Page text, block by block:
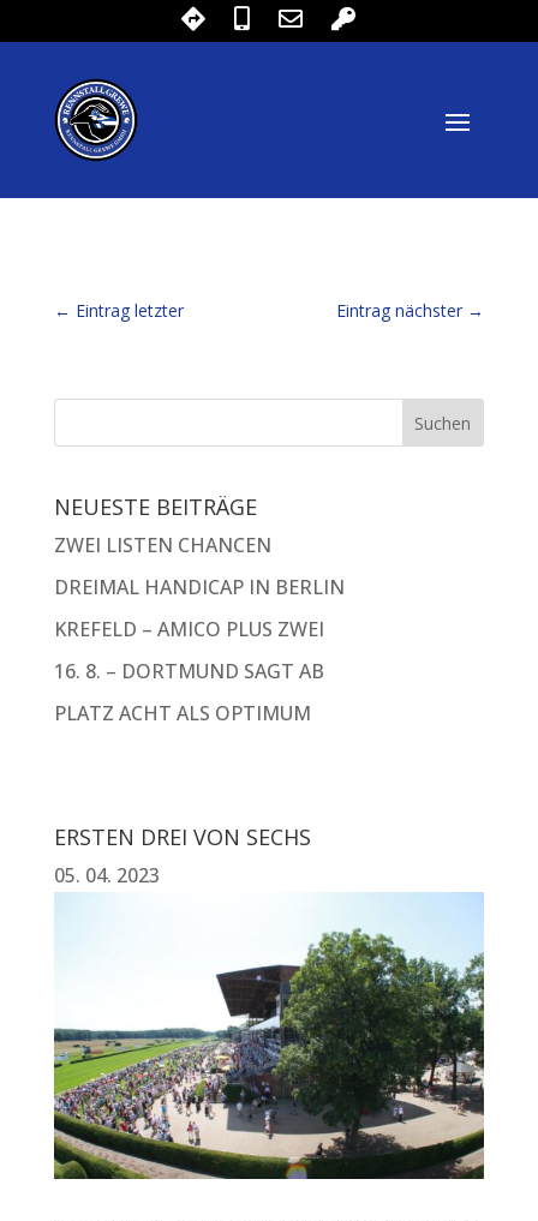
← Eintrag letzter Eintrag nächster →
NEUESTE BEITRÄGE
ZWEI LISTEN CHANCEN
DREIMAL HANDICAP IN BERLIN
KREFELD – AMICO PLUS ZWEI
16. 8. – DORTMUND SAGT AB
PLATZ ACHT ALS OPTIMUM
ERSTEN DREI VON SECHS
05. 04. 2023